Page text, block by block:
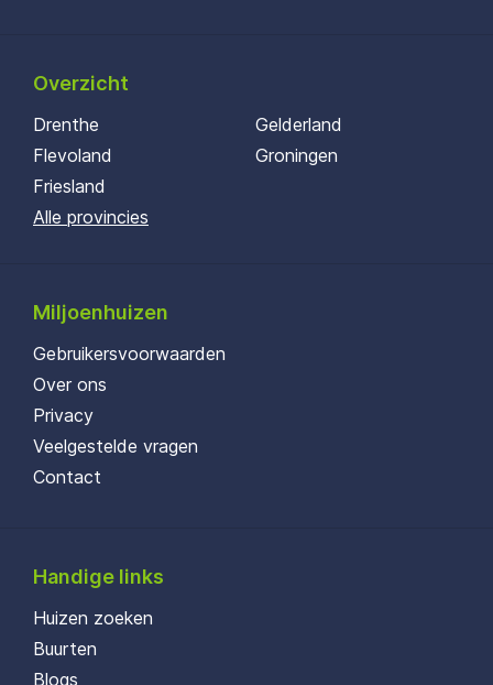
Overzicht
Drenthe
Flevoland
Friesland
Gelderland
Groningen
Alle provincies
Miljoenhuizen
Gebruikersvoorwaarden
Over ons
Privacy
Veelgestelde vragen
Contact
Handige links
Huizen zoeken
Buurten
Blogs